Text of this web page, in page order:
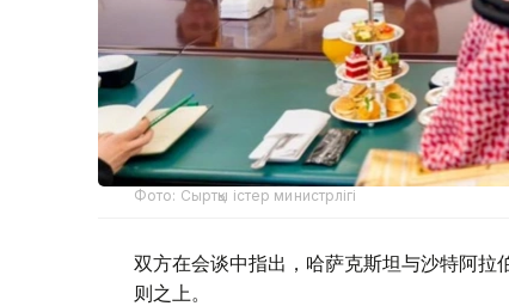
Фото: Сыртқы істер министрлігі
双方在会谈中指出，哈萨克斯坦与沙特阿
则之上。